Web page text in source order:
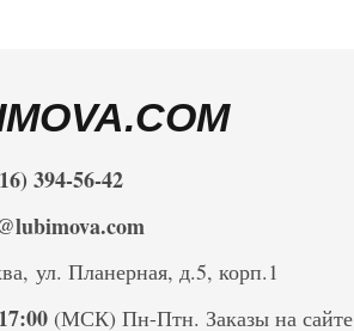
394-56-42
, ул. Планерная, д.5, корп.1
(МСК) Пн-Птн. Заказы на сайте